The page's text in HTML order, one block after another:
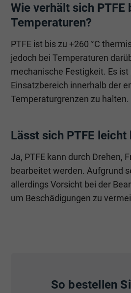
Wie verhält sich PTFE
Temperaturen?
PTFE ist bis zu +260 °C
jedoch bei Temperaturen
mechanische Festigkeit. Es
Einsatzbereich innerhalb der
Temperaturgrenzen zu halten.
Lässt sich PTFE leicht
Ja, PTFE kann durch Drehen,
bearbeitet werden. Aufgrund
allerdings Vorsicht bei der
um Beschädigungen zu
So bestellen